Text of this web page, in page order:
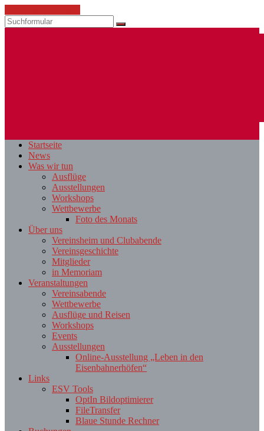
Suchen
Fotoclub
Pölten
Startseite
News
Was wir tun
Ausflüge
Ausstellungen
Workshops
Wettbewerbe
Foto des Monats
Über uns
Vereinsheim und Clubabende
Vereinsgeschichte
Mitglieder
in Memoriam
Veranstaltungen
Vereinsabende
Wettbewerbe
Ausflüge und Reisen
Workshops
Events
Ausstellungen
Online-Ausstellung „Leben in den
Eisenbahnerhöfen“
Links
ESV Tools
OptIn Bildoptimierer
FileTransfer
Blaue Stunde Rechner